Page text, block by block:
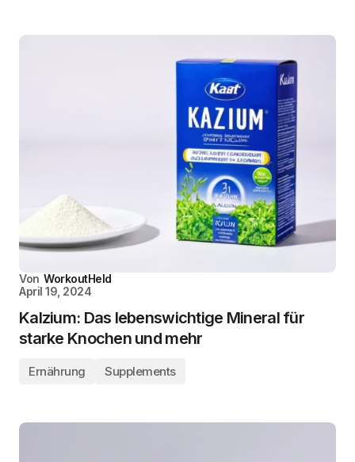
Von WorkoutHeld
April 19, 2024
Kalzium: Das lebenswichtige Mineral für
starke Knochen und mehr
Ernährung Supplements